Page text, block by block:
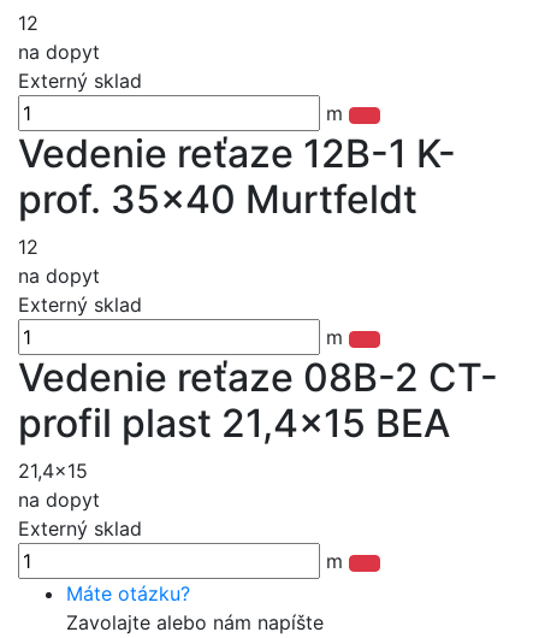
12
na dopyt
Externý sklad
m
Vedenie reťaze 12B-1 K-
prof. 35x40 Murtfeldt
12
na dopyt
Externý sklad
m
Vedenie reťaze 08B-2 CT-
profil plast 21,4x15 BEA
21,4x15
na dopyt
Externý sklad
m
Máte otázku?
Zavolajte alebo nám napíšte